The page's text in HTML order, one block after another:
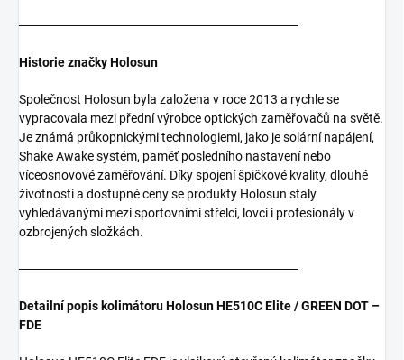
───────────────────────────────
Historie značky Holosun
Společnost Holosun byla založena v roce 2013 a rychle se
vypracovala mezi přední výrobce optických zaměřovačů na světě.
Je známá průkopnickými technologiemi, jako je solární napájení,
Shake Awake systém, paměť posledního nastavení nebo
víceosnovové zaměřování. Díky spojení špičkové kvality, dlouhé
životnosti a dostupné ceny se produkty Holosun staly
vyhledávanými mezi sportovními střelci, lovci i profesionály v
ozbrojených složkách.
───────────────────────────────
Detailní popis kolimátoru Holosun HE510C Elite / GREEN DOT –
FDE